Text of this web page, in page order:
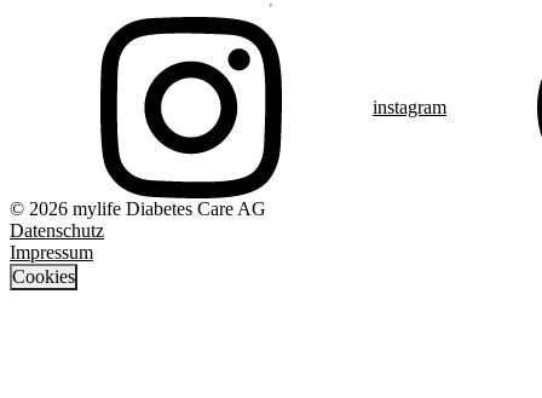
instagram
© 2026 mylife Diabetes Care AG
Datenschutz
Impressum
Cookies